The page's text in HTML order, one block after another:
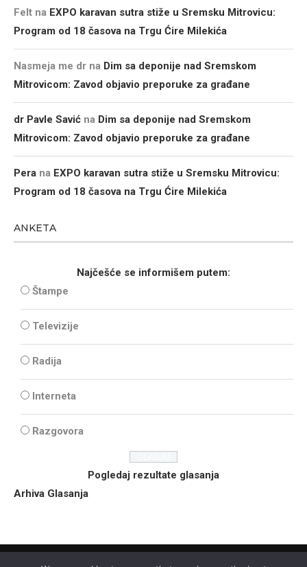
Felt na EXPO karavan sutra stiže u Sremsku Mitrovicu:
Program od 18 časova na Trgu Ćire Milekića
Nasmeja me dr na Dim sa deponije nad Sremskom
Mitrovicom: Zavod objavio preporuke za građane
dr Pavle Savić na Dim sa deponije nad Sremskom
Mitrovicom: Zavod objavio preporuke za građane
Pera na EXPO karavan sutra stiže u Sremsku Mitrovicu:
Program od 18 časova na Trgu Ćire Milekića
ANKETA
Najčešće se informišem putem:
Štampe
Televizije
Radija
Interneta
Razgovora
Pogledaj rezultate glasanja
Arhiva Glasanja